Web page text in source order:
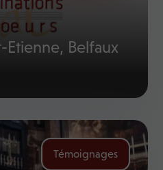
Belfaux
Témoignages